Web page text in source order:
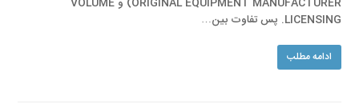
LICENSING. پس تفاوت بین…
ادامه مطلب